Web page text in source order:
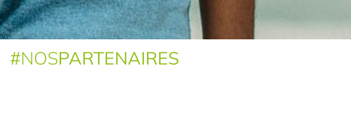
BAC PRO Métiers du froid et des énergies renouvelables
BAC PRO
#NOSPARTENAIRES